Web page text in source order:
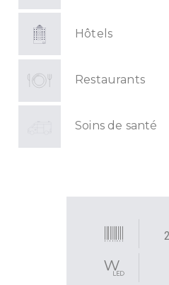
Hôtels
Restaurants
Soins de santé